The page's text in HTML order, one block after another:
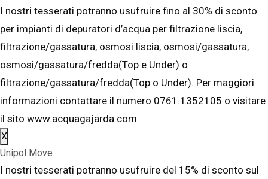
I nostri tesserati potranno usufruire fino al 30% di sconto
per impianti di depuratori d’acqua per filtrazione liscia,
filtrazione/gassatura, osmosi liscia, osmosi/gassatura,
osmosi/gassatura/fredda(Top e Under) o
filtrazione/gassatura/fredda(Top o Under). Per maggiori
informazioni contattare il numero 0761.1352105 o visitare
il sito www.acquagajarda.com
X
Unipol Move
I nostri tesserati potranno usufruire del 15% di sconto sul